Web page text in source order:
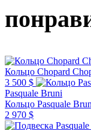
Кольцо
3 500 $
Pasquale Bruni
Кольцо Pasquale
2 970 $